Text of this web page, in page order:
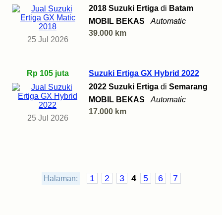
25 Jul 2026
2018 Suzuki Ertiga di Batam
MOBIL BEKAS
Automatic
39.000 km
Rp 105 juta
25 Jul 2026
Suzuki Ertiga GX Hybrid 2022
2022 Suzuki Ertiga di Semarang
MOBIL BEKAS
Automatic
17.000 km
Halaman: 1 2 3 4 5 6 7